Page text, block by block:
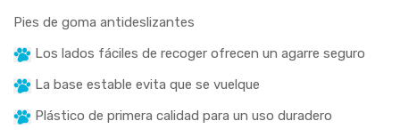
Pies de goma antideslizantes
Los lados fáciles de recoger ofrecen un agarre seguro
La base estable evita que se vuelque
Plástico de primera calidad para un uso duradero